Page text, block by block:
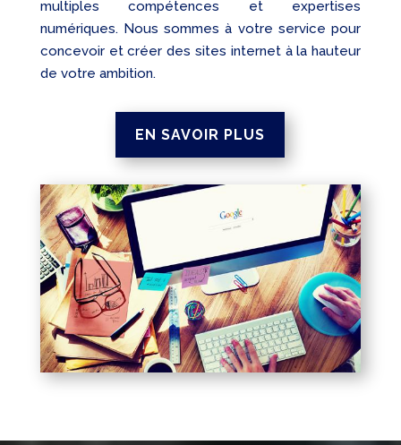
multiples compétences et expertises
numériques. Nous sommes à votre service pour
concevoir et créer des sites internet à la hauteur
de votre ambition.
EN SAVOIR PLUS